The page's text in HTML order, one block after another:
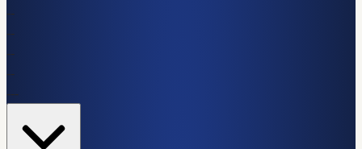
--
--
--
--
---